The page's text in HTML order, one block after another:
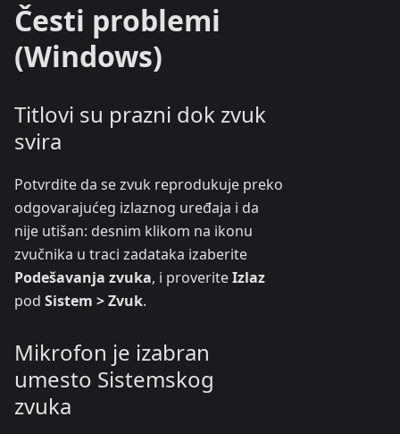
Česti problemi
(Windows)
Titlovi su prazni dok zvuk
svira
Potvrdite da se zvuk reprodukuje preko
odgovarajućeg izlaznog uređaja i da
nije utišan: desnim klikom na ikonu
zvučnika u traci zadataka izaberite
Podešavanja zvuka, i proveriteIzlaz
pod Sistem > Zvuk.
Mikrofon je izabran
umesto Sistemskog
zvuka